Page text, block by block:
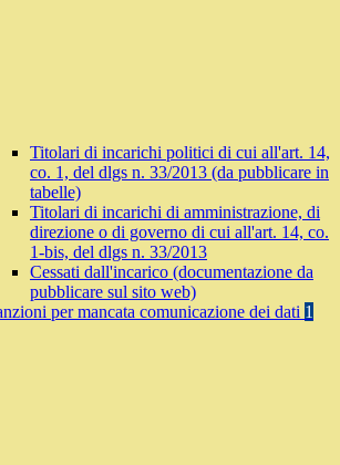
Titolari di incarichi politici di cui all'art. 14,
co. 1, del dlgs n. 33/2013 (da pubblicare in
tabelle)
Titolari di incarichi di amministrazione, di
direzione o di governo di cui all'art. 14, co.
1-bis, del dlgs n. 33/2013
Cessati dall'incarico (documentazione da
pubblicare sul sito web)
per mancata comunicazione dei dati 1